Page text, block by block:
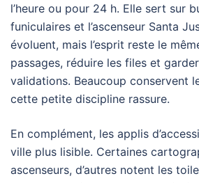
l’heure ou pour 24 h. Elle sert sur
funiculaires et l’ascenseur Santa
évoluent, mais l’esprit reste le
passages, réduire les files et
validations. Beaucoup conservent
cette petite discipline rassure.
En complément, les applis
ville plus lisible. Certaines
ascenseurs, d’autres notent les